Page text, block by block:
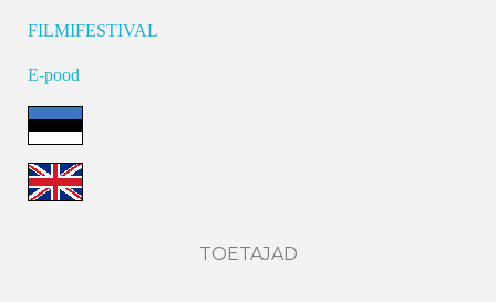
FILMIFESTIVAL
E-pood
TOETAJAD